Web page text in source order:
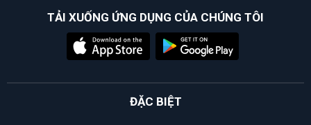
TẢI XUỐNG ỨNG DỤNG CỦA CHÚNG TÔI
ĐẶC BIỆT